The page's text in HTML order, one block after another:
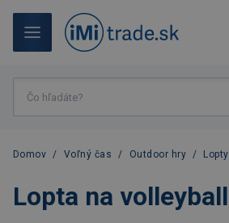
Domov / Voľný čas / Outdoor hry / Lopty
Lopta na volleyball